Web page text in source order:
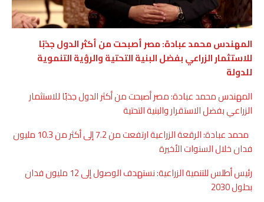
المهندس محمد عبادة: مصر أصبحت من أكثر الدول جذبًا
للاستثمار الزراعي بفضل البنية التحتية والرؤية التنموية
للدولة
المهندس محمد عبادة: مصر أصبحت من أكثر الدول جذبًا للاستثمار
الزراعي بفضل الاستقرار والبنية التحتية
محمد عبادة: الرقعة الزراعية ارتفعت من 7.2 إلى أكثر من 10.3 مليون
فدان خلال السنوات الأخيرة
رئيس أطلس للتنمية الزراعية: نستهدف الوصول إلى 12 مليون فدان
بحلول 2030